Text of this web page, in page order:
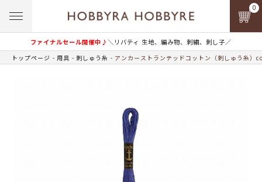
ファイナルセール開催中♪＼リバティ 生地、編み物、刺繍、刺し子／
0
トップページ 用具 刺しゅう糸 アンカーストランテッドコットン（刺しゅう糸）